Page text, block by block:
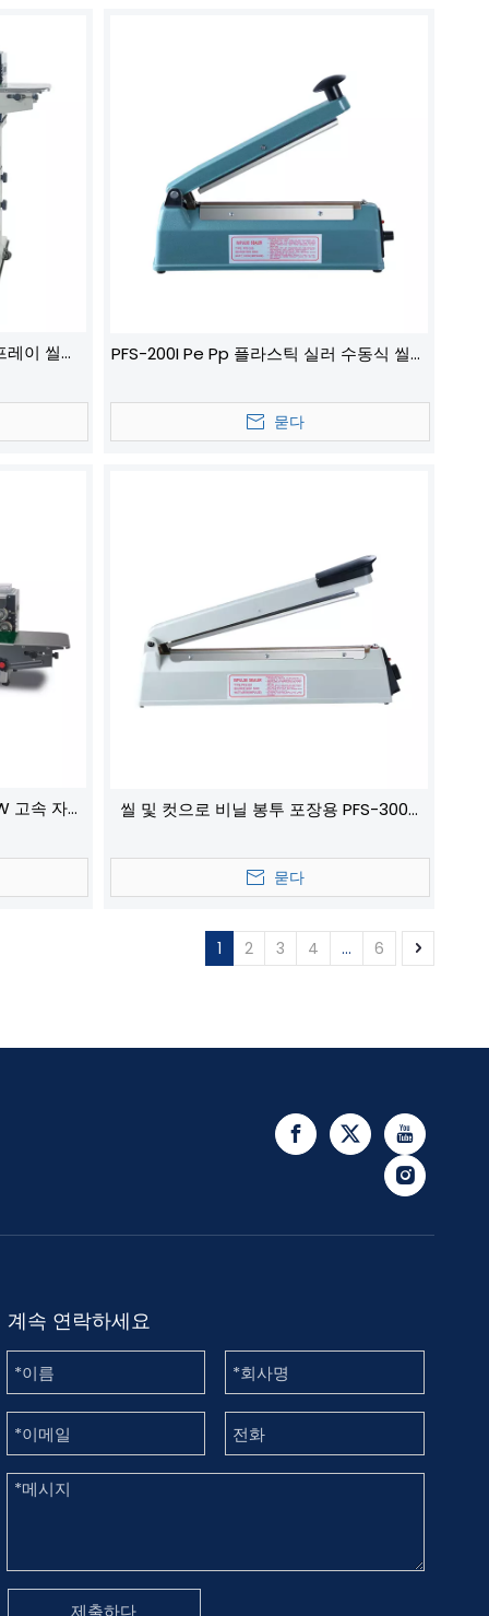
이 씰링
PFS-200I Pe Pp 플라스틱 실러 수동식 씰링
묻다
고속 자동
씰 및 컷으로 비닐 봉투 포장용 PFS-300P
묻다
1 2 3 4 ... 6
계속 연락하세요
제출하다